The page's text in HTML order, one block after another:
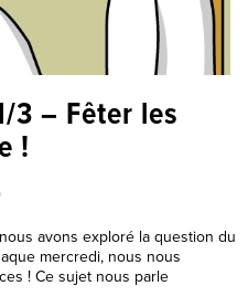
3 – Fêter les
!
avons exploré la question du
mercredi, nous nous
! Ce sujet nous parle